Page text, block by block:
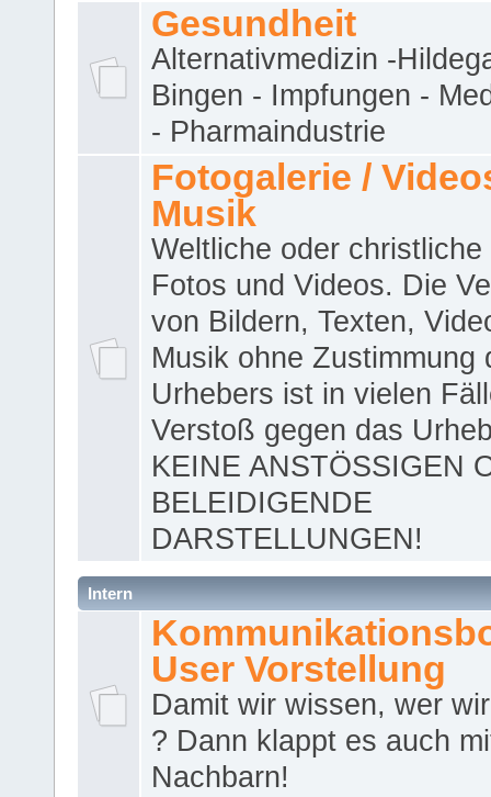
Gesundheit
Alternativmedizin -
Bingen - Impfungen -
- Pharmaindustrie
Fotogalerie /
Musik
Weltliche oder christliche
Fotos und Videos. Die
von Bildern, Texten,
Musik ohne Zustimmung
Urhebers ist in vielen
Verstoß gegen das
KEINE ANSTÖSSIGEN
BELEIDIGENDE
DARSTELLUNGEN!
Intern
User Vorstellung
Damit wir wissen, wer
? Dann klappt es auch
Nachbarn!